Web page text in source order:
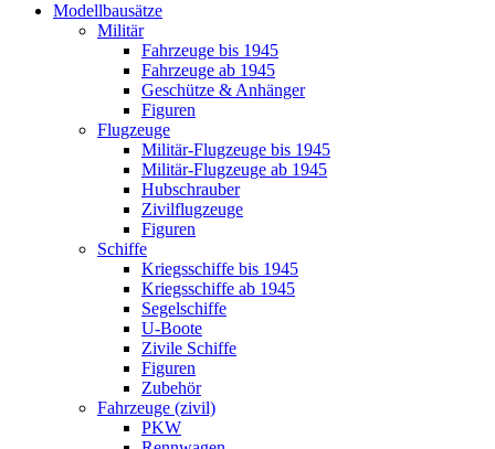
Modellbausätze
Militär
Fahrzeuge bis 1945
Fahrzeuge ab 1945
Geschütze & Anhänger
Figuren
Flugzeuge
Militär-Flugzeuge bis 1945
Militär-Flugzeuge ab 1945
Hubschrauber
Zivilflugzeuge
Figuren
Schiffe
Kriegsschiffe bis 1945
Kriegsschiffe ab 1945
Segelschiffe
U-Boote
Zivile Schiffe
Figuren
Zubehör
Fahrzeuge (zivil)
PKW